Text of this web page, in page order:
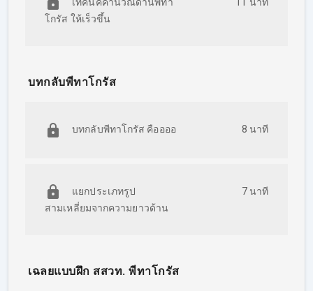
โกรัส ให้เร็วขึ้น
บทกลับพีทาโกรัส
บทกลับพีทาโกรัส คืออออ 8 นาที
แยกประเภทรูป
สามเหลี่ยมจากความยาวด้าน
7 นาที
เฉลยแบบฝึก สสวท. พีทาโกรัส